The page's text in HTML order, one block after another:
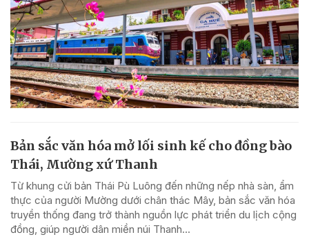
Bản sắc văn hóa mở lối sinh kế cho đồng bào
Thái, Mường xứ Thanh
Từ khung cửi bản Thái Pù Luông đến những nếp nhà sàn, ẩm
thực của người Mường dưới chân thác Mây, bản sắc văn hóa
truyền thống đang trở thành nguồn lực phát triển du lịch cộng
đồng, giúp người dân miền núi Thanh...